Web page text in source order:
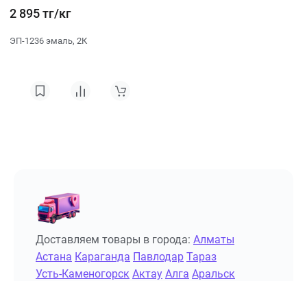
2 895 тг/кг
ЭП-1236 эмаль, 2К
Доставляем товары в города: Алматы
Астана Караганда Павлодар Тараз
Усть-Каменогорск Актау Алга Аральск